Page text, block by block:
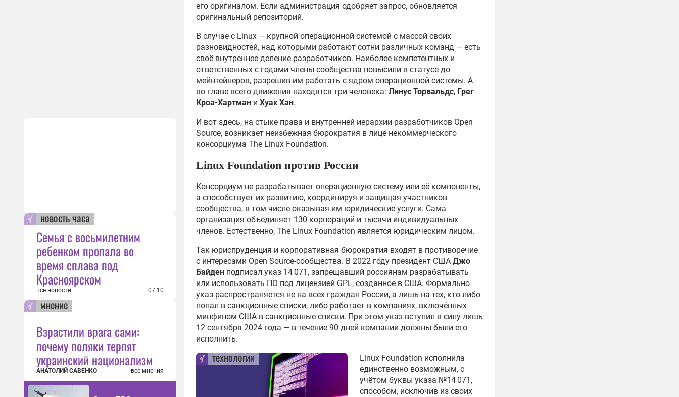
новость часа
Семья с восьмилетним
ребенком пропала во
время сплава под
Красноярском
все новости 07:10
мнение
Взрастили врага сами:
почему поляки терпят
украинский национализм
АНАТОЛИЙ САВЕНКО все мнения
его оригиналом. Если администрация одобряет запрос, обновляется
оригинальный репозиторий.
В случае с Linux — крупной операционной системой с массой своих
разновидностей, над которыми работают сотни различных команд — есть
своё внутреннее деление разработчиков. Наиболее компетентных и
ответственных с годами члены сообщества повысили в статусе до
мейнтейнеров, разрешив им работать с ядром операционной системы. А
во главе всего движения находятся три человека: Линус Торвальдс, Грег
Кроа-Хартман и Хуах Хан.
И вот здесь, на стыке права и внутренней иерархии разработчиков Open
Source, возникает неизбежная бюрократия в лице некоммерческого
консорциума The Linux Foundation.
Linux Foundation против России
Консорциум не разрабатывает операционную систему или её компоненты,
а способствует их развитию, координируя и защищая участников
сообщества, в том числе оказывая им юридические услуги. Сама
организация объединяет 130 корпораций и тысячи индивидуальных
членов. Естественно, The Linux Foundation является юридическим лицом.
Так юриспруденция и корпоративная бюрократия входят в противоречие
с интересами Open Source-сообщества. В 2022 году президент США Джо
Байден подписал указ 14 071, запрещавший россиянам разрабатывать
или использовать ПО под лицензией GPL, созданное в США. Формально
указ распространяется не на всех граждан России, а лишь на тех, кто либо
попал в санкционные списки, либо работает в компаниях, включённых
минфином США в санкционные списки. При этом указ вступил в силу лишь
12 сентября 2024 года — в течение 90 дней компании должны были его
исполнить.
технологии
Linux Foundation исполнила
единственно возможным, с
учётом буквы указа №14 071,
способом, исключив из своих